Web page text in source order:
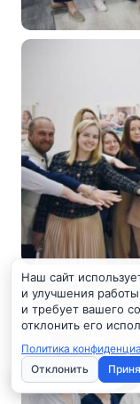
Наш сайт
и улучшения
и требует вашего
отклонить его
Политика
Отклонить
Настройки cookie